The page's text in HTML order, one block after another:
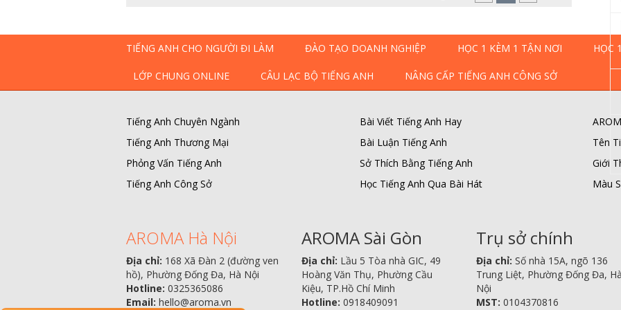
TIẾNG ANH CHO NGƯỜI ĐI LÀM ĐÀO TẠO DOANH NGHIỆP HỌC 1 KÈM 1 TẬN NƠI HỌC
LỚP CHUNG ONLINE CÂU LẠC BỘ TIẾNG ANH NÂNG CẤP TIẾNG ANH CÔNG SỞ
Tiếng Anh Chuyên Ngành
Tiếng Anh Thương Mại
Phỏng Vấn Tiếng Anh
Tiếng Anh Công Sở
Bài Viết Tiếng Anh Hay
Bài Luận Tiếng Anh
Sở Thích Bằng Tiếng Anh
Học Tiếng Anh Qua Bài Hát
Tên
Giới
Màu
AROMA Hà Nội
Địa chỉ: 168 Xã Đàn 2 (đường ven
hồ), Phường Đống Đa, Hà Nội
Hotline: 0325365086
Email: hello@aroma.vn
AROMA Sài Gòn
Địa chỉ: Lầu 5 Tòa nhà GIC, 49
Hoàng Văn Thụ, Phường Cầu
Kiệu, TP.Hồ Chí Minh
Hotline: 0918409091
Trụ sở chính
Địa chỉ: Số nhà 15A, ngõ 136
Trung Liệt, Phường Đống Đa, Hà
Nội
MST: 0104370816